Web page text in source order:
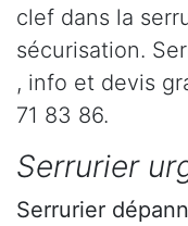
clef dans la
sécurisation.
, info et devis
71 83 86.
Serrurier
Serrurier